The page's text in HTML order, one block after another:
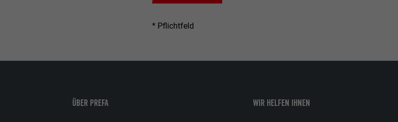
* Pflichtfeld
ÜBER PREFA WIR HELFEN IHNEN